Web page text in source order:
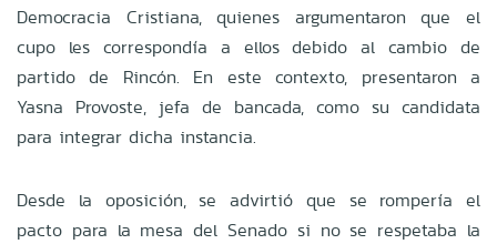
Democracia Cristiana, quienes argumentaron que el
cupo les correspondía a ellos debido al cambio de
partido de Rincón. En este contexto, presentaron a
Yasna Provoste, jefa de bancada, como su candidata
para integrar dicha instancia.
Desde la oposición, se advirtió que se rompería el
pacto para la mesa del Senado si no se respetaba la